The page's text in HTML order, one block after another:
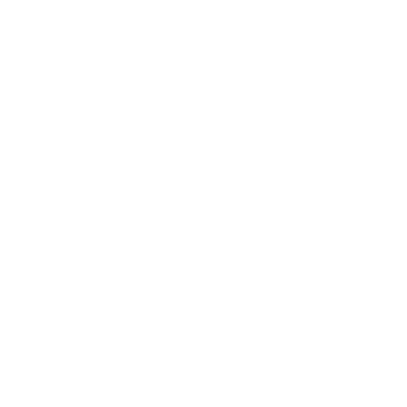
MARȚI DIMINEAȚĂ. O TÂNĂRĂ DE 19
OCTAVIAN ANGHEL, FOST ȘEF AL